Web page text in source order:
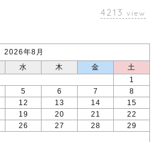
4213 view
2026年8月
水 木 金
土
1
5 6 7
8
12 13 14
15
19 20 21
22
26 27 28
29